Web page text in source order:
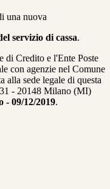
una nuova
servizio di cassa.
di Credito e l'Ente Poste
con agenzie nel Comune
sede legale di questa
- 20148 Milano (MI)
- 09/12/2019.